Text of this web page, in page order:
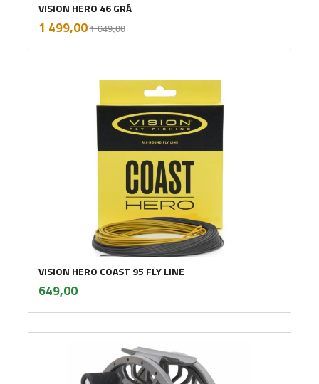
VISION HERO 46 GRÅ
Tilbud
1 499,001 649,00mva.
VISION HERO COAST 95 FLY LINE
Pris
649,00mva.